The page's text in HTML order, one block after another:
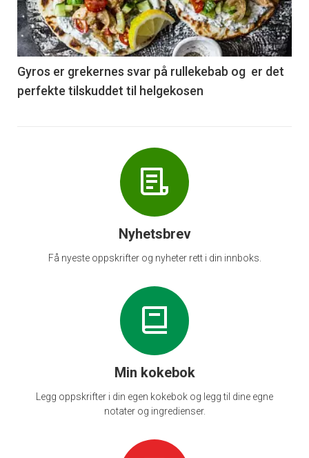
nå
-
6
Gyros er grekernes svar på rullekebab og er det
perfekte tilskuddet til helgekosen
Nyhetsbrev
Få nyeste oppskrifter og nyheter rett i din innboks.
Min kokebok
Legg oppskrifter i din egen kokebok og legg til dine egne
notater og ingredienser.